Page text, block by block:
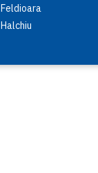
Feldioara
Halchiu